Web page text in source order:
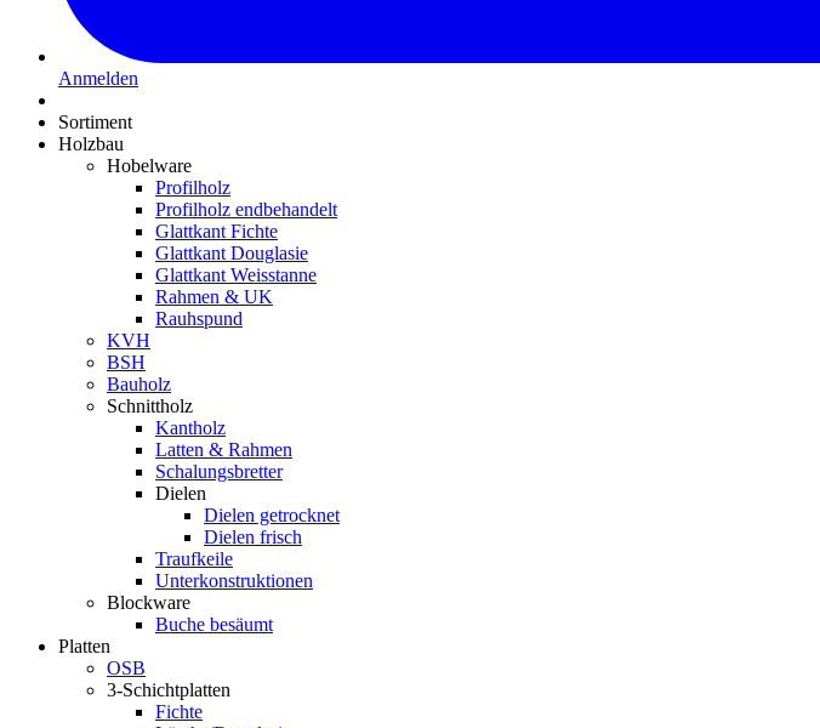
Anmelden
Sortiment
Holzbau
Hobelware
Profilholz
Profilholz endbehandelt
Glattkant Fichte
Glattkant Douglasie
Glattkant Weisstanne
Rahmen & UK
Rauhspund
KVH
BSH
Bauholz
Schnittholz
Kantholz
Latten & Rahmen
Schalungsbretter
Dielen
Dielen getrocknet
Dielen frisch
Traufkeile
Unterkonstruktionen
Blockware
Buche besäumt
Platten
OSB
3-Schichtplatten
Fichte